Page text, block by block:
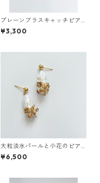
プレーンブラスキャッチピア
ス
¥3,300
大粒淡水パールと小花のピア
ス
¥6,500